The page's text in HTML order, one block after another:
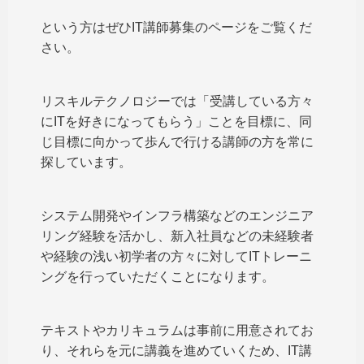
という方はぜひIT講師募集のページをご覧くだ
さい。
リスキルテクノロジーでは「受講している方々
にITを好きになってもらう」ことを目標に、同
じ目標に向かって歩んで行ける講師の方を常に
探しています。
システム開発やインフラ構築などのエンジニア
リング経験を活かし、新入社員などの未経験者
や経験の浅い初学者の方々に対してITトレーニ
ングを行っていただくことになります。
テキストやカリキュラムは事前に用意されてお
り、それらを元に講義を進めていくため、IT講